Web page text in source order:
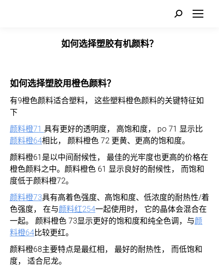
Search:
如何选择塑胶有机颜料？
如何选择塑胶用橙色颜料？
有9橙色颜料适合塑料， 这些塑料橙色颜料的关键特征如
下
颜料橙71 具有更好的透明度， 高饱和度， po 71 显示比
颜料橙64相比， 颜料橙色 72 更黄、更高的饱和度。
颜料橙61是以中间耐候性， 最佳的光牢度也更高的价格在
橙色颜料之中。颜料橙色 61 显示良好的耐候性， 而饱和
度低于颜料橙72。
颜料橙73具有高着色强度、高饱和度、低浓度的耐热性/着
色强度， 在与颜料红254一起使用时， 它的晶体会混合在
一起。 颜料橙色 73显示更好的饱和度和纯全色调，与颜
料橙64比较更红。
颜料橙68主要特点是最红相， 最好的耐热性， 而低饱和
度， 适合尼龙。